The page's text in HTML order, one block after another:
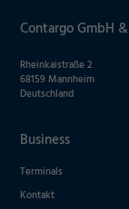
Contargo GmbH
Rheinkaistraße 2
68159 Mannheim
Deutschland
Business
Terminals
Kontakt
Notwendig
Cookie